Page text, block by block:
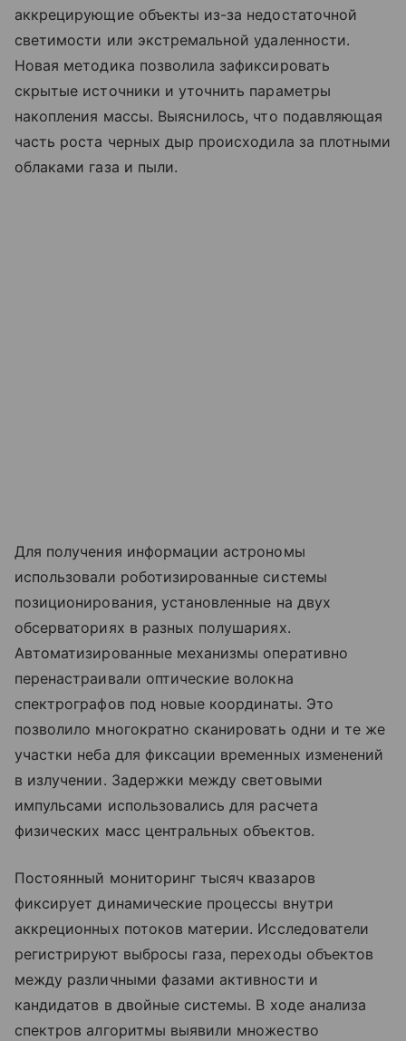
аккрецирующие объекты из-за недостаточной
светимости или экстремальной удаленности.
Новая методика позволила зафиксировать
скрытые источники и уточнить параметры
накопления массы. Выяснилось, что подавляющая
часть роста черных дыр происходила за плотными
облаками газа и пыли.
Для получения информации астрономы
использовали роботизированные системы
позиционирования, установленные на двух
обсерваториях в разных полушариях.
Автоматизированные механизмы оперативно
перенастраивали оптические волокна
спектрографов под новые координаты. Это
позволило многократно сканировать одни и те же
участки неба для фиксации временных изменений
в излучении. Задержки между световыми
импульсами использовались для расчета
физических масс центральных объектов.
Постоянный мониторинг тысяч квазаров
фиксирует динамические процессы внутри
аккреционных потоков материи. Исследователи
регистрируют выбросы газа, переходы объектов
между различными фазами активности и
кандидатов в двойные системы. В ходе анализа
спектров алгоритмы выявили множество